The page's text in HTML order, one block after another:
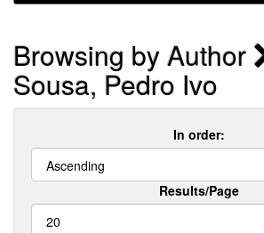
Browsing by Author
Sousa, Pedro Ivo
In order:
Results/Page